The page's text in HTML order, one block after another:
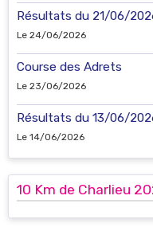
Résultats du 21/06/
Le 24/06/2026
Course des Adrets
Le 23/06/2026
Résultats du 13/06/
Le 14/06/2026
10 Km de Charlieu